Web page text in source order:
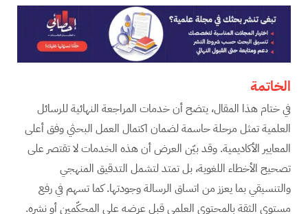
الخاتمة
في ختام هذا المقال، يتضح أن خدمات المراجعة النهائية للرسائل
العلمية تمثل مرحلة حاسمة لضمان اكتمال العمل البحثي وفق أعلى
المعايير الأكاديمية. وقد بيّن العرض أن هذه الخدمات لا تقتصر على
تصحيح الأخطاء اللغوية، بل تمتد لتشمل التدقيق المنهجي
والتنسيقي بما يعزز من اتساق الرسالة وجودتها. كما تسهم في رفع
مستوى الثقة بالمحتوى العلمي قبل عرضه على المحكّمين أو نشره.